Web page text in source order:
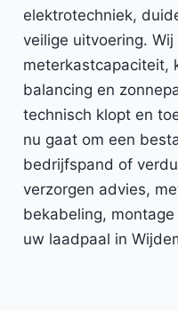
elektrotechniek,
veilige uitvoering.
meterkastcapaciteit,
balancing en
technisch klopt en
nu gaat om een
bedrijfspand of
verzorgen advies,
bekabeling,
uw laadpaal in